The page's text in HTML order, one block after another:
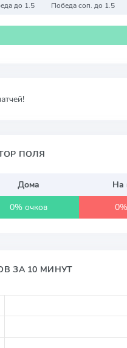
до 1.5 Победа соп. до 1.5
ПОЛЯ
Дома
На
0% очков
ЗА 10 МИНУТ